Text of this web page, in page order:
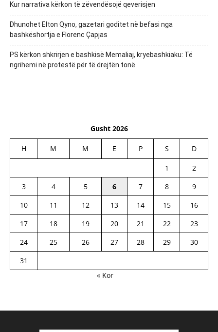
Kur narrativa kërkon të zëvendësojë qeverisjen
Dhunohet Elton Qyno, gazetari goditet në befasi nga
bashkëshortja e Florenc Çapjas
PS kërkon shkrirjen e bashkisë Memaliaj, kryebashkiaku: Të
ngrihemi në protestë për të drejtën tonë
Gusht 2026
H M M E P S D
1
2
3
4 5 6 7 8
9
10
11 12 13 14 15
16
17
18 19 20 21 22
23
24
25 26 27 28 29
30
31
« Kor